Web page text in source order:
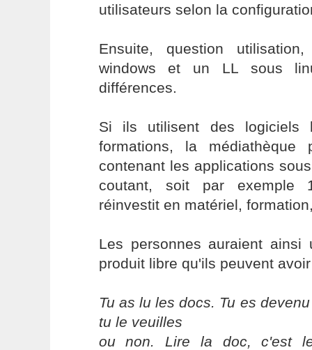
utilisateurs selon la
Ensuite, question
windows et un LL sous
différences.
Si ils utilisent des logiciels
formations, la
contenant les applications
coutant, soit par exemple
réinvestit en matériel,
Les personnes auraient ainsi
produit libre qu'ils peuvent
Tu as lu les docs. Tu es
tu le veuilles
ou non. Lire la doc, c'est